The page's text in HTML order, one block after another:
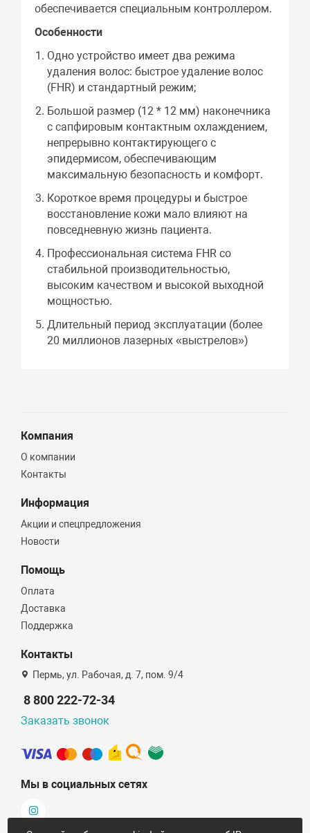
обеспечивается специальным контроллером.
Особенности
Одно устройство имеет два режима
удаления волос: быстрое удаление волос
(FHR) и стандартный режим;
Большой размер (12 * 12 мм) наконечника
с сапфировым контактным охлаждением,
непрерывно контактирующего с
эпидермисом, обеспечивающим
максимальную безопасность и комфорт.
Короткое время процедуры и быстрое
восстановление кожи мало влияют на
повседневную жизнь пациента.
Профессиональная система FHR со
стабильной производительностью,
высоким качеством и высокой выходной
мощностью.
Длительный период эксплуатации (более
20 миллионов лазерных «выстрелов»)
Компания
О компании
Контакты
Информация
Акции и спецпредложения
Новости
Помощь
Оплата
Доставка
Поддержка
Контакты
Пермь, ул. Рабочая, д. 7, пом. 9/4
8 800 222-72-34
Заказать звонок
Мы в социальных сетях